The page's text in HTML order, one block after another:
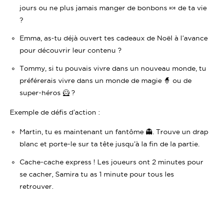
jours ou ne plus jamais manger de bonbons 🍬 de ta vie
?
Emma, as-tu déjà ouvert tes cadeaux de Noël à l’avance
pour découvrir leur contenu ?
Tommy, si tu pouvais vivre dans un nouveau monde, tu
préférerais vivre dans un monde de magie 🧙 ou de
super-héros 🦸 ?
Exemple de défis d’action :
Martin, tu es maintenant un fantôme 👻. Trouve un drap
blanc et porte-le sur ta tête jusqu’à la fin de la partie.
Cache-cache express ! Les joueurs ont 2 minutes pour
se cacher, Samira tu as 1 minute pour tous les
retrouver.